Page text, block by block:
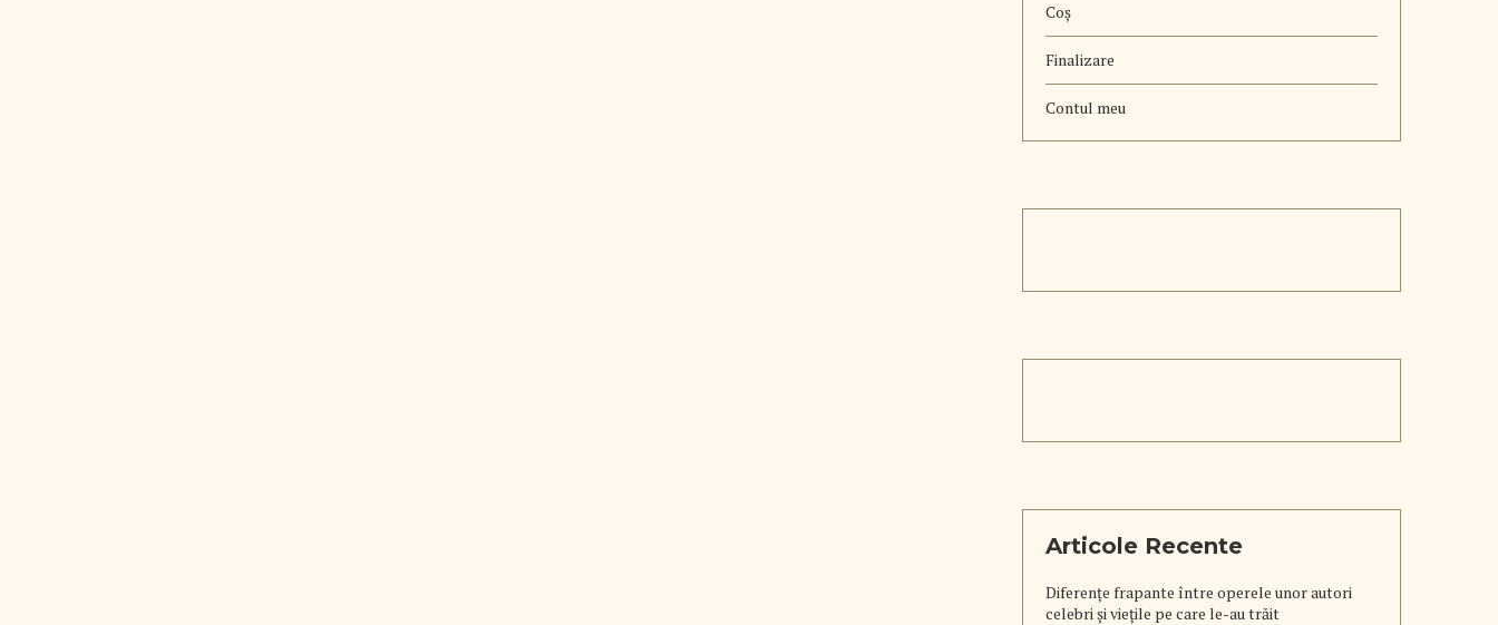
Coș
Finalizare
Contul meu
Articole Recente
Diferențe frapante între operele unor autori
celebri și viețile pe care le-au trăit